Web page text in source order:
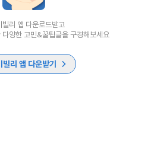
빌리 앱 다운로드받고
다양한 고민&꿀팁글을 구경해보세요
빌리 앱 다운받기